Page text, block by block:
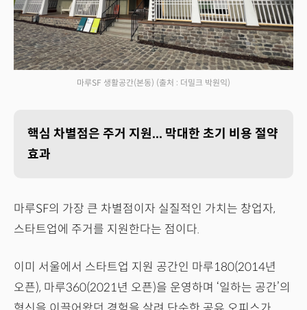
마루SF 생활공간(본동) (출처 : 더밀크 박원익)
핵심 차별점은 주거 지원... 막대한 초기 비용 절약
효과
마루SF의 가장 큰 차별점이자 실질적인 가치는 창업자,
스타트업에 주거를 지원한다는 점이다.
이미 서울에서 스타트업 지원 공간인 마루180(2014년
오픈), 마루360(2021년 오픈)을 운영하며 ‘일하는 공간’의